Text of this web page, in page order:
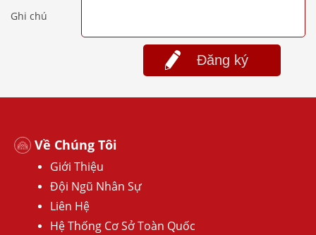
Ghi chú
Đăng ký
Về Chúng Tôi
Giới Thiệu
Đội Ngũ Nhân Sự
Liên Hệ
Hệ Thống Cơ Sở Toàn Quốc